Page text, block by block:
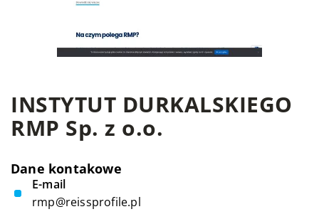
INSTYTUT DURKALSKIEGO
RMP Sp. z o.o.
Dane kontakowe
E-mail
rmp@reissprofile.pl